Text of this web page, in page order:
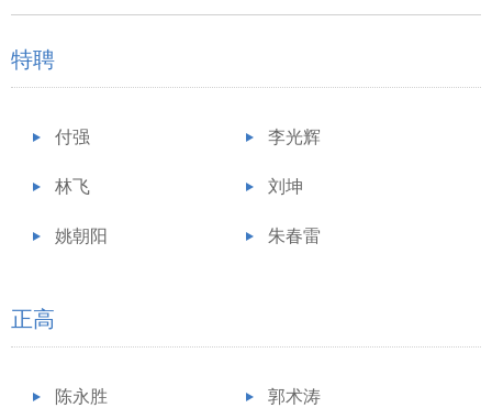
特聘
付强 李光辉
林飞 刘坤
姚朝阳 朱春雷
正高
陈永胜 郭术涛